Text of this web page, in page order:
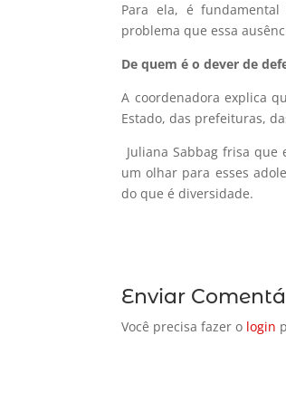
Para ela, é fundamental
problema que essa
De quem é o dever de
A coordenadora explica
Estado, das prefeituras,
Juliana Sabbag frisa
um olhar para esses
do que é diversidade.
Enviar
Você precisa fazer o login